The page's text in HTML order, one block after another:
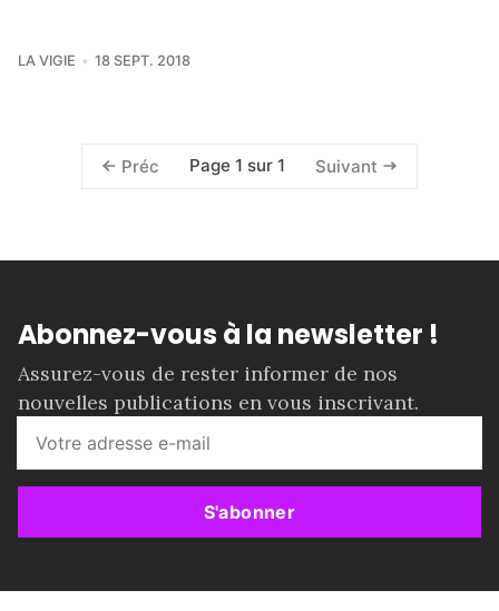
LA VIGIE 18 SEPT. 2018
Préc Page 1 sur 1 Suivant
Abonnez-vous à la newsletter !
Assurez-vous de rester informer de nos
nouvelles publications en vous inscrivant.
S'abonner